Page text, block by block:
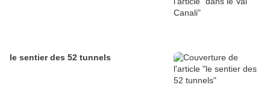
le sentier des 52 tunnels